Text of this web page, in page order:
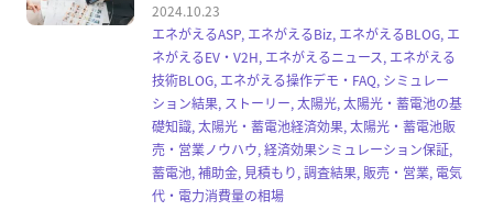
2024.10.23
エネがえるASP, エネがえるBiz, エネがえるBLOG, エ
ネがえるEV・V2H, エネがえるニュース, エネがえる
技術BLOG, エネがえる操作デモ・FAQ, シミュレー
ション結果, ストーリー, 太陽光, 太陽光・蓄電池の基
礎知識, 太陽光・蓄電池経済効果, 太陽光・蓄電池販
売・営業ノウハウ, 経済効果シミュレーション保証,
蓄電池, 補助金, 見積もり, 調査結果, 販売・営業, 電気
代・電力消費量の相場